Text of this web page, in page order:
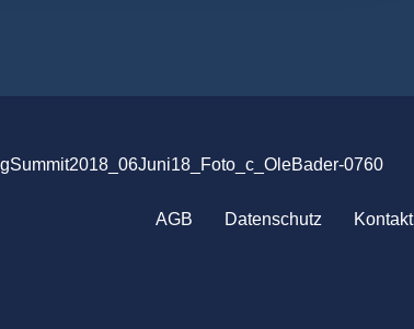
0760
AGB Datenschutz Kontakt